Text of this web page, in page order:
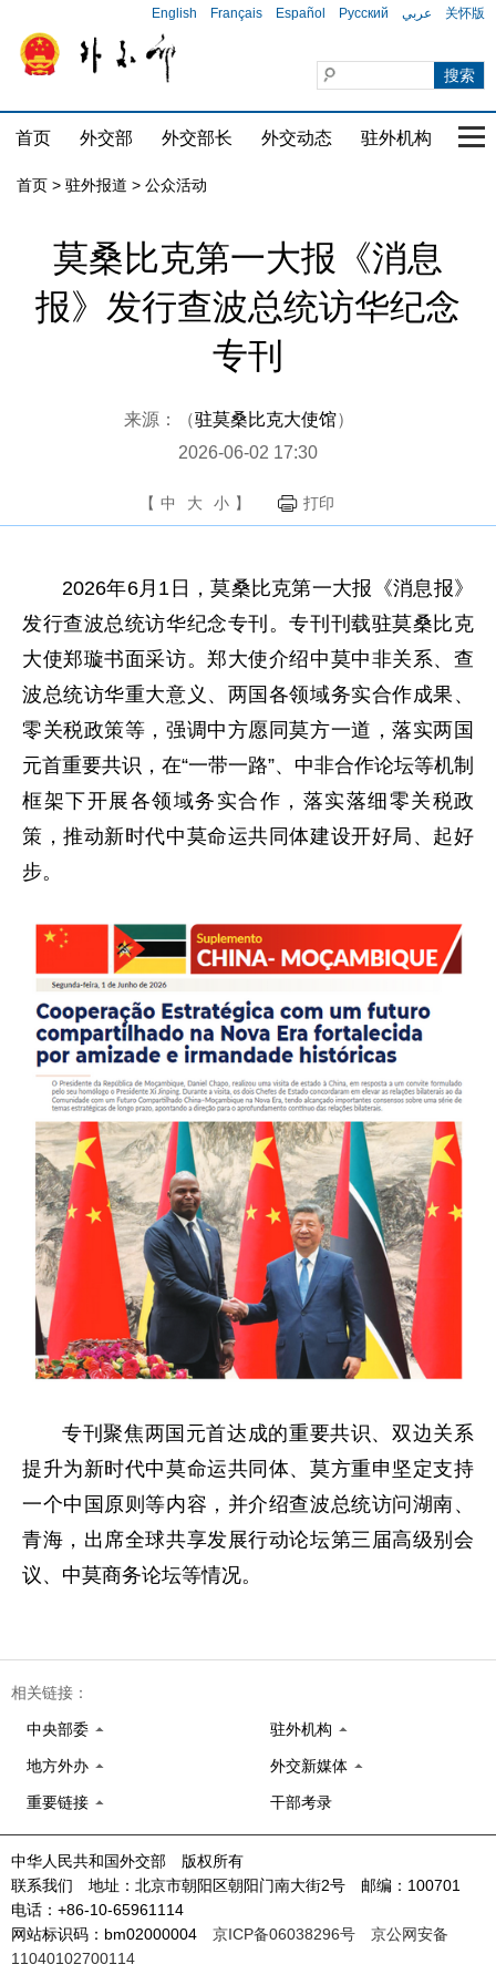
English Français Español Русский عربي 关怀版
首页 外交部 外交部长 外交动态 驻外机构 国
首页 > 驻外报道 > 公众活动
莫桑比克第一大报《消息
报》发行查波总统访华纪念
专刊
来源：（驻莫桑比克大使馆）
2026-06-02 17:30
【 中 大 小 】 打印
2026年6月1日，莫桑比克第一大报《消息报》
发行查波总统访华纪念专刊。专刊刊载驻莫桑比克
大使郑璇书面采访。郑大使介绍中莫中非关系、查
波总统访华重大意义、两国各领域务实合作成果、
零关税政策等，强调中方愿同莫方一道，落实两国
元首重要共识，在“一带一路”、中非合作论坛等机制
框架下开展各领域务实合作，落实落细零关税政
策，推动新时代中莫命运共同体建设开好局、起好
步。
专刊聚焦两国元首达成的重要共识、双边关系
提升为新时代中莫命运共同体、莫方重申坚定支持
一个中国原则等内容，并介绍查波总统访问湖南、
青海，出席全球共享发展行动论坛第三届高级别会
议、中莫商务论坛等情况。
相关链接：
中央部委 驻外机构
地方外办 外交新媒体
重要链接 干部考录
中华人民共和国外交部 版权所有
联系我们 地址：北京市朝阳区朝阳门南大街2号 邮编：100701
电话：+86-10-65961114
网站标识码：bm02000004 京ICP备06038296号
京公网安备
11040102700114